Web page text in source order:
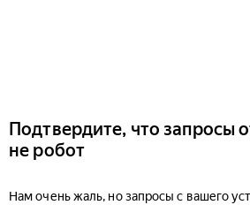
Подтвердите, что запросы
не робот
Нам очень жаль, но запросы с вашего